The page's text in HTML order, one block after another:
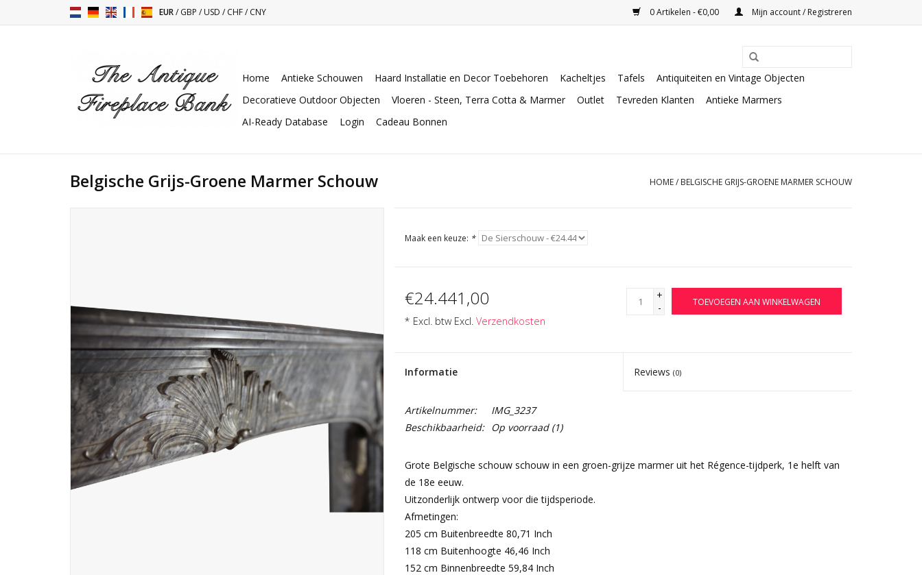
EUR/GBP /USD /CHF/CNY 0 Artikelen - €0,00 Mijn account / Registreren
Home Antieke Schouwen Haard Installatie en Decor Toebehoren Kacheltjes Tafels
Antiquiteiten en Vintage Objecten
Decoratieve Outdoor Objecten
Vloeren - Steen, Terra Cotta & Marmer Outlet Tevreden Klanten
Antieke Marmers
AI-Ready Database
Login Cadeau Bonnen
Belgische Grijs-Groene Marmer Schouw HOME/ BELGISCHE GRIJS-GROENE MARMER SCHOUW
Maak een keuze: *
€24.441,00
* Excl. btw Excl. Verzendkosten
+
-
TOEVOEGEN AAN WINKELWAGEN
Informatie Reviews(0)
Artikelnummer:
IMG_3237
Beschikbaarheid:
Op voorraad(1)
Grote Belgische schouw schouw in een groen-grijze marmer uit het Régence-tijdperk, 1e helft van
de 18e eeuw.
Uitzonderlijk ontwerp voor die tijdsperiode.
Afmetingen:
205 cm Buitenbreedte 80,71 Inch
118 cm Buitenhoogte 46,46 Inch
152 cm Binnenbreedte 59,84 Inch